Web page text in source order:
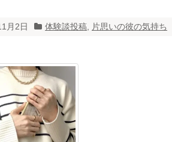
月2日 体験談投稿 片思いの彼の気持ち